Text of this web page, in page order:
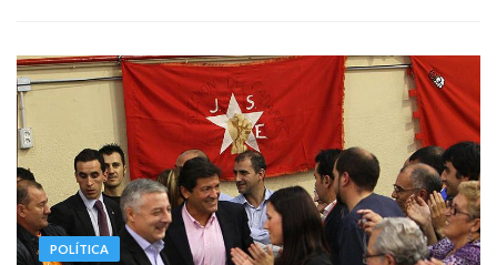
POLÍTICA